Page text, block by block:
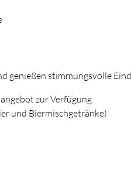
genießen stimmungsvolle
zur Verfügung
und Biermischgetränke)